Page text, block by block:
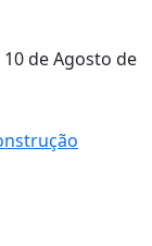
10 de Agosto de